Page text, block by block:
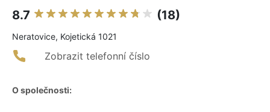
8.7 (18)
Neratovice, Kojetická 1021
Zobrazit telefonní číslo
O společnosti: